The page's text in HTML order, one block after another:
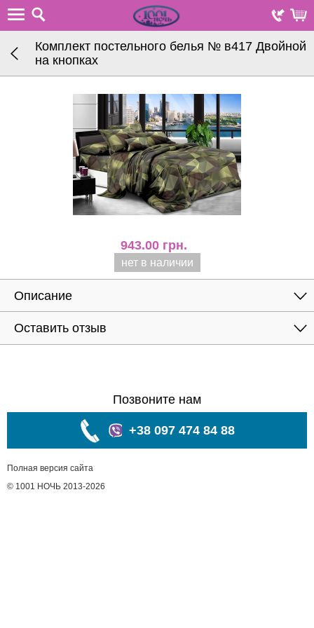
Комплект постельного белья № в417 Двойной
на кнопках
943.00 грн.
нет в наличии
Описание
Оставить отзыв
Позвоните нам
+38 097 474 84 88
Полная версия сайта
© 1001 НОЧЬ 2013-2026